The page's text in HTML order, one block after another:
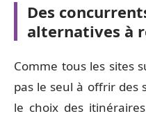
Des
alternatives à
Comme tous les sites
pas le seul à offrir des
le choix des